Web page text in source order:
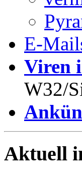
E-
Viren
W32/
Aktuell